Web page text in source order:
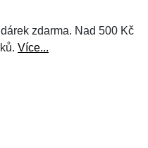
zdarma. Nad 500 Kč
Více...